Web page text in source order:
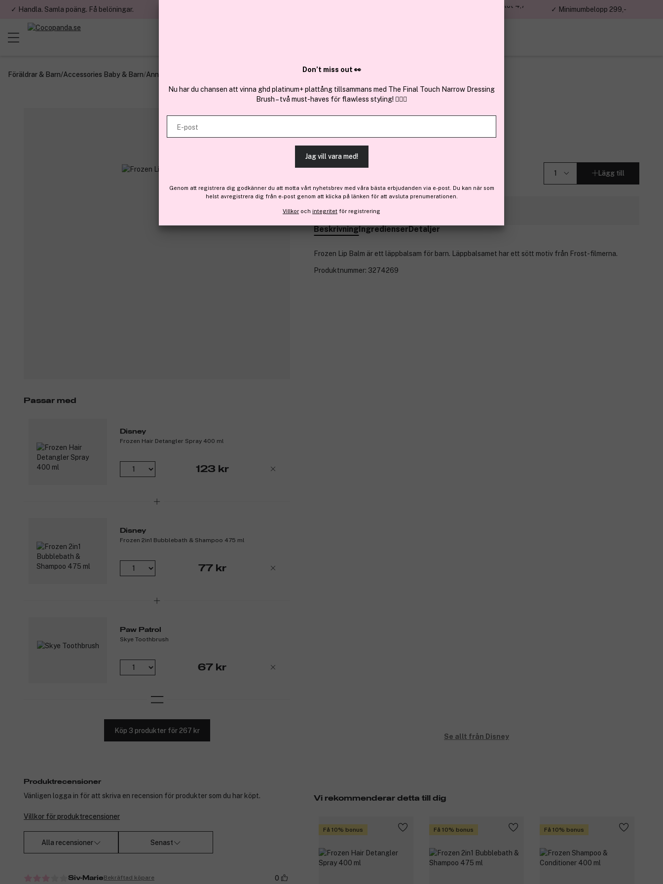
✓ Handla. Samla poäng. Få belöningar.
✓ Över 1,5 miljon kunder – Trustpilot 4,7
✓ Minimumbelopp 299,-
Föräldrar & Barn/Accessories Baby & Barn/Annat
Frozen Lip Balm 4g
Lägg till
Finns online
BeskrivningIngredienserDetaljer
Frozen Lip Balm är ett läppbalsam för barn. Läppbalsamet har ett sött motiv från Frost-filmerna.
Produktnummer: 3274269
Passar med
Disney
Frozen Hair Detangler Spray 400 ml
123 kr
Disney
Frozen 2in1 Bubblebath & Shampoo 475 ml
77 kr
Paw Patrol
Skye Toothbrush
67 kr
Köp 3 produkter för 267 kr
Se allt från Disney
Vi rekommenderar detta till dig
Få 10% bonus Få 10% bonus Få 10% bonus
Produktrecensioner
Vänligen logga in för att skriva en recension för produkter som du har köpt.
Villkor för produktrecensioner
Alla recensioner Senast
Siv-MarieBekräftad köpare 0
Don’t miss out 👀
Nu har du chansen att vinna ghd platinum+ plattång tillsammans med The Final Touch Narrow Dressing
Brush – två must-haves för flawless styling! 💇‍♀️✨
E-post
Jag vill vara med!
Genom att registrera dig godkänner du att motta vårt nyhetsbrev med våra bästa erbjudanden via e-post. Du kan när som
helst avregistrera dig från e-post genom att klicka på länken för att avsluta prenumerationen.
Villkor och integritet för registrering